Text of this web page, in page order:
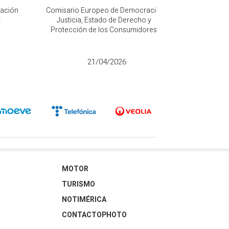
Comisario Europeo de Democracia,
Justicia, Estado de Derecho y
Protección de los Consumidores
21/04/2026
MOTOR
TURISMO
NOTIMÉRICA
CONTACTOPHOTO